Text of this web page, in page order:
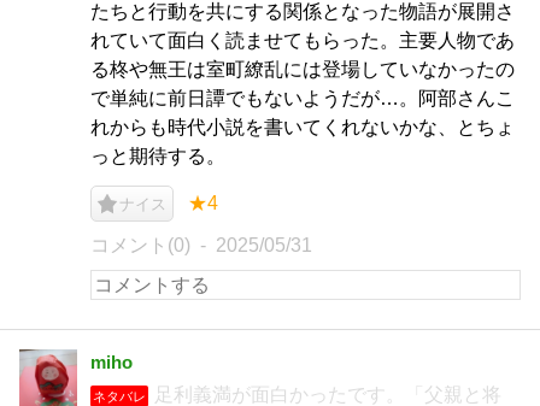
たちと行動を共にする関係となった物語が展開さ
れていて面白く読ませてもらった。主要人物であ
る柊や無王は室町繚乱には登場していなかったの
で単純に前日譚でもないようだが…。阿部さんこ
れからも時代小説を書いてくれないかな、とちょ
っと期待する。
ナイス ★4
コメント(0) 2025/05/31
miho
ネタバレ
足利義満が面白かったです。「父親と将